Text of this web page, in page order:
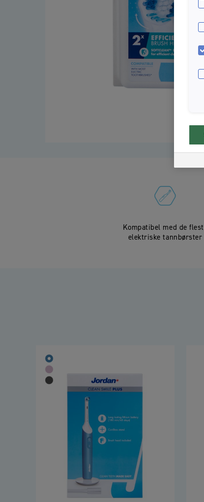
Kompatibel med de
elektriske tannbørster